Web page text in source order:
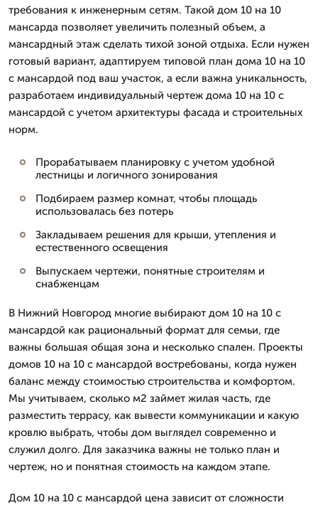
требования к инженерным сетям. Такой дом 10 на 10
мансарда позволяет увеличить полезный объем, а
мансардный этаж сделать тихой зоной отдыха. Если нужен
готовый вариант, адаптируем типовой план дома 10 на 10
с мансардой под ваш участок, а если важна уникальность,
разработаем индивидуальный чертеж дома 10 на 10 с
мансардой с учетом архитектуры фасада и строительных
норм.
Прорабатываем планировку с учетом удобной
лестницы и логичного зонирования
Подбираем размер комнат, чтобы площадь
использовалась без потерь
Закладываем решения для крыши, утепления и
естественного освещения
Выпускаем чертежи, понятные строителям и
снабженцам
В Нижний Новгород многие выбирают дом 10 на 10 с
мансардой как рациональный формат для семьи, где
важны большая общая зона и несколько спален. Проекты
домов 10 на 10 с мансардой востребованы, когда нужен
баланс между стоимостью строительства и комфортом.
Мы учитываем, сколько м2 займет жилая часть, где
разместить террасу, как вывести коммуникации и какую
кровлю выбрать, чтобы дом выглядел современно и
служил долго. Для заказчика важны не только план и
чертеж, но и понятная стоимость на каждом этапе.
Дом 10 на 10 с мансардой цена зависит от сложности